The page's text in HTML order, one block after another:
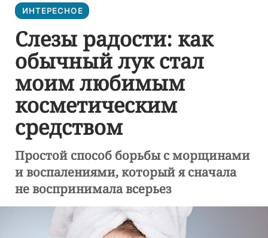
ИНТЕРЕСНОЕ
Слезы радости: как
обычный лук стал
моим любимым
косметическим
средством
Простой способ борьбы с морщинами
и воспалениями, который я сначала
не воспринимала всерьез